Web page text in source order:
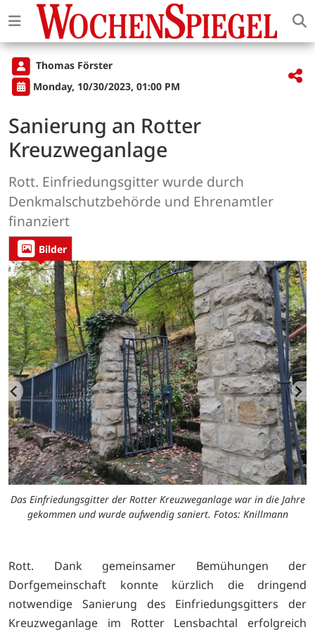
Thomas Förster
Monday, 10/30/2023, 01:00 PM
Sanierung an Rotter
Kreuzweganlage
Rott. Einfriedungsgitter wurde durch
Denkmalschutzbehörde und Ehrenamtler
finanziert
Bilder
Das Einfriedungsgitter der Rotter Kreuzweganlage war in die Jahre
gekommen und wurde aufwendig saniert. Fotos: Knillmann
Rott. Dank gemeinsamer Bemühungen der
Dorfgemeinschaft konnte kürzlich die dringend
notwendige Sanierung des Einfriedungsgitters der
Kreuzweganlage im Rotter Lensbachtal erfolgreich